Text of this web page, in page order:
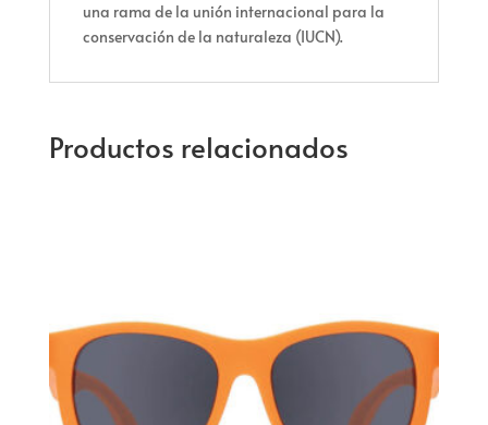
una rama de la unión internacional para la
conservación de la naturaleza (IUCN).
Productos relacionados